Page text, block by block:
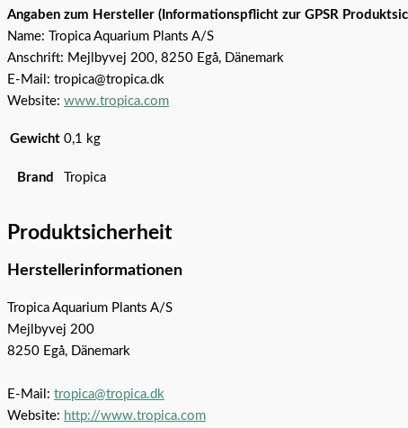
Angaben zum Hersteller (Informationspflicht zur GPSR
Name: Tropica Aquarium Plants A/S
Anschrift: Mejlbyvej 200, 8250 Egå, Dänemark
E-Mail: tropica@tropica.dk
Website: www.tropica.com
Gewicht 0,1 kg
Brand Tropica
Produktsicherheit
Herstellerinformationen
Tropica Aquarium Plants A/S
Mejlbyvej 200
8250 Egå, Dänemark
E-Mail: tropica@tropica.dk
Website: http://www.tropica.com